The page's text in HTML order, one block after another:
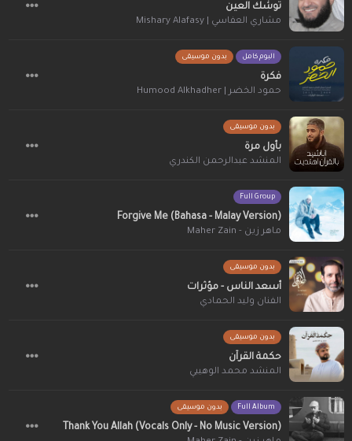
توشك العين
مشاري العفاسي | Mishary Alafasy
البوم كامل بدون موسيقى
فكرة
حمود الخضر | Humood Alkhadher
بدون موسيقى
بأول مرة
المنشد عبدالرحمن الكندري
Full Group
Forgive Me (Bahasa - Malay Version)
ماهر زين - Maher Zain
بدون موسيقى
أسعد الناس - مؤثرات
الفنان وليد الحمادي
بدون موسيقى
حكمة القرآن
المنشد محمد الوهيبي
Full Album بدون موسيقى
Thank You Allah (Vocals Only - No Music Version)